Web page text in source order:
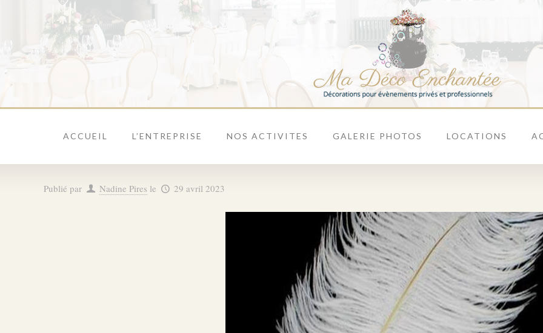
ACCUEIL L’ENTREPRISE NOS ACTIVITES GALERIE PHOTOS LOCATIONS
Publié par Nadine Pires le 29 avril 2023